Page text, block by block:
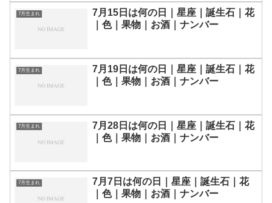
7月生まれ
7月15日は何の日｜星座｜誕生石｜花
｜色｜果物｜お酒｜ナンバー
7月生まれ
7月19日は何の日｜星座｜誕生石｜花
｜色｜果物｜お酒｜ナンバー
7月生まれ
7月28日は何の日｜星座｜誕生石｜花
｜色｜果物｜お酒｜ナンバー
7月生まれ
7月7日は何の日｜星座｜誕生石｜花
｜色｜果物｜お酒｜ナンバー